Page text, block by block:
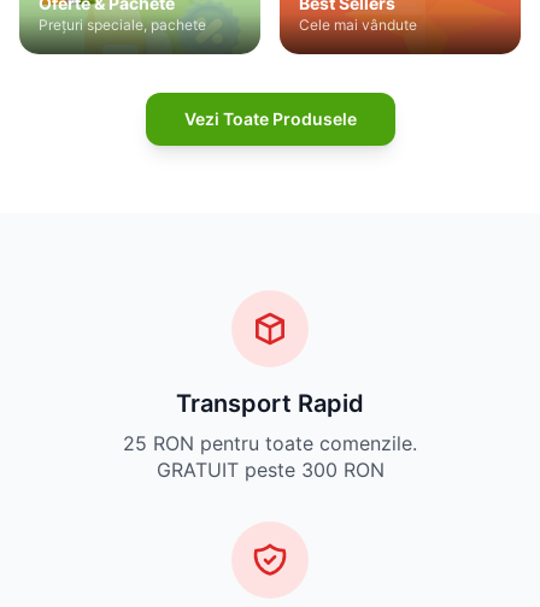
Prețuri speciale, pachete Cele mai vândute
Vezi Toate Produsele
Transport Rapid
25 RON pentru toate comenzile.
GRATUIT peste 300 RON